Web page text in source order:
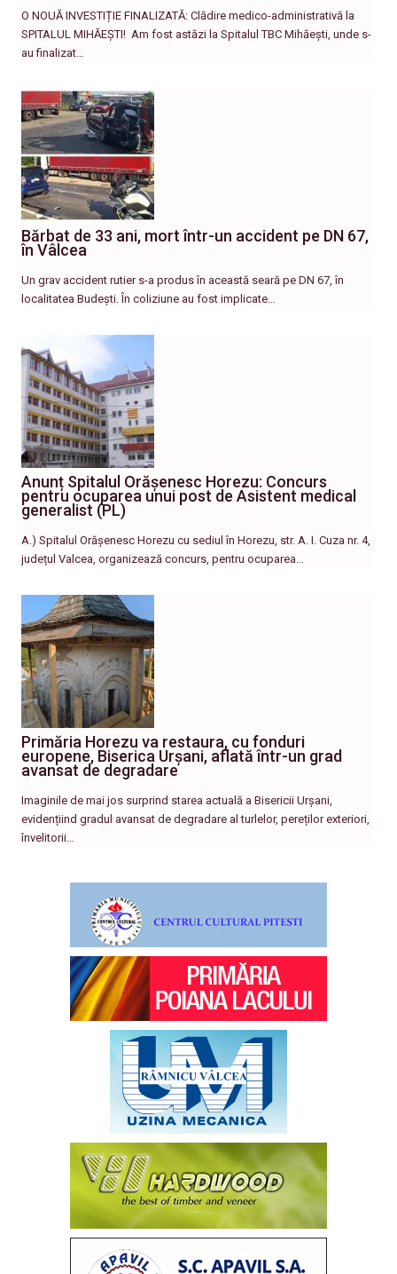
O NOUĂ INVESTIȚIE FINALIZATĂ: Clădire medico-administrativă la
SPITALUL MIHĂEȘTI! ​ Am fost astăzi la Spitalul TBC Mihăești, unde s-
au finalizat…
Bărbat de 33 ani, mort într-un accident pe DN 67,
în Vâlcea
Un grav accident rutier s-a produs în această seară pe DN 67, în
localitatea Budești. În coliziune au fost implicate…
Anunț Spitalul Orășenesc Horezu: Concurs
pentru ocuparea unui post de Asistent medical
generalist (PL)
A.) Spitalul Orășenesc Horezu cu sediul în Horezu, str. A. I. Cuza nr. 4,
județul Valcea, organizează concurs, pentru ocuparea…
Primăria Horezu va restaura, cu fonduri
europene, Biserica Urșani, aflată într-un grad
avansat de degradare
Imaginile de mai jos surprind starea actuală a Bisericii Urșani,
evidențiind gradul avansat de degradare al turlelor, pereților exteriori,
învelitorii…